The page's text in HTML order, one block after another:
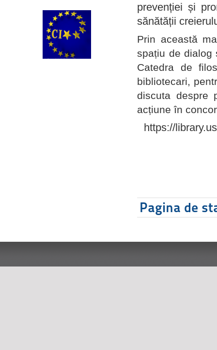
prevenției și
sănătății
Prin această
spațiu de dialog
Catedra de
bibliotecari,
discuta despre
acțiune în
https://
Pagina de